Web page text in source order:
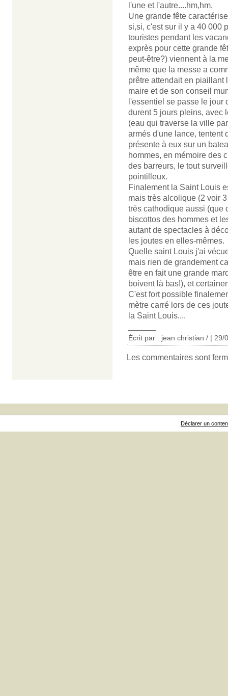
l'une et l'autre....hm,hm.
Une grande fête
si,si, c'est sur il y a 40 000
touristes pendant les
exprès pour cette grande
peut-être?) viennent à la
même que la messe a
prêtre attendait en piaillant
maire et de son conseil
l'essentiel se passe le jour
durent 5 jours pleins, avec
(eau qui traverse la ville
armés d'une lance, tentent
présente à eux sur un
hommes, en mémoire des
des barreurs, le tout
pointilleux.
Finalement la Saint Louis
mais très alcolique (2 voir
très cathodique aussi (que
biscottos des hommes et
autant de spectacles à
les joutes en elles-mêmes.
Quelle saint Louis j'ai
mais rien de grandement
être en fait une grande
boivent là bas!), et
C'est fort possible
mètre carré lors de ces
la Saint Louis....
Écrit par : jean christian / | 29/
Les commentaires sont
Déclarer un